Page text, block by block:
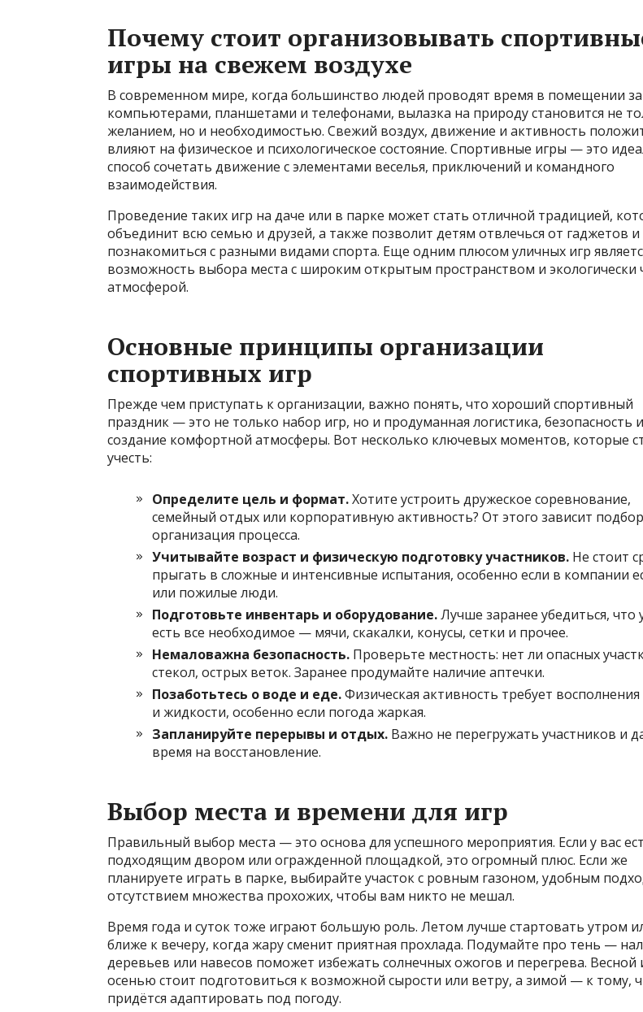
Почему стоит организовывать
игры на свежем воздухе
В современном мире, когда большинство людей проводят время в помещении за
компьютерами, планшетами и телефонами, вылазка на природу становится не
желанием, но и необходимостью. Свежий воздух, движение и активность
влияют на физическое и психологическое состояние. Спортивные игры — это
способ сочетать движение с элементами веселья, приключений и командного
взаимодействия.
Проведение таких игр на даче или в парке может стать отличной традицией,
объединит всю семью и друзей, а также позволит детям отвлечься от гаджетов и
познакомиться с разными видами спорта. Еще одним плюсом уличных игр
возможность выбора места с широким открытым пространством и экологически
атмосферой.
Основные принципы организации
спортивных игр
Прежде чем приступать к организации, важно понять, что хороший спортивный
праздник — это не только набор игр, но и продуманная логистика, безопасность и
создание комфортной атмосферы. Вот несколько ключевых моментов, которые
учесть:
Определите цель и формат.Хотите устроить дружеское соревнование,
семейный отдых или корпоративную активность? От этого зависит
организация процесса.
Учитывайте возраст и физическую подготовку участников. Не стоит
прыгать в сложные и интенсивные испытания, особенно если в компании
или пожилые люди.
Подготовьте инвентарь и оборудование.Лучше заранее убедиться, что
есть все необходимое — мячи, скакалки, конусы, сетки и прочее.
Немаловажна безопасность. Проверьте местность: нет ли опасных
стекол, острых веток. Заранее продумайте наличие аптечки.
Позаботьтесь о воде и еде.Физическая активность требует восполнения
и жидкости, особенно если погода жаркая.
Запланируйте перерывы и отдых. Важно не перегружать участников и
время на восстановление.
Выбор места и времени для игр
Правильный выбор места — это основа для успешного мероприятия. Если у вас
подходящим двором или огражденной площадкой, это огромный плюс. Если же
планируете играть в парке, выбирайте участок с ровным газоном, удобным
отсутствием множества прохожих, чтобы вам никто не мешал.
Время года и суток тоже играют большую роль. Летом лучше стартовать утром
ближе к вечеру, когда жару сменит приятная прохлада. Подумайте про тень —
деревьев или навесов поможет избежать солнечных ожогов и перегрева. Весной
осенью стоит подготовиться к возможной сырости или ветру, а зимой — к тому,
придётся адаптировать под погоду.